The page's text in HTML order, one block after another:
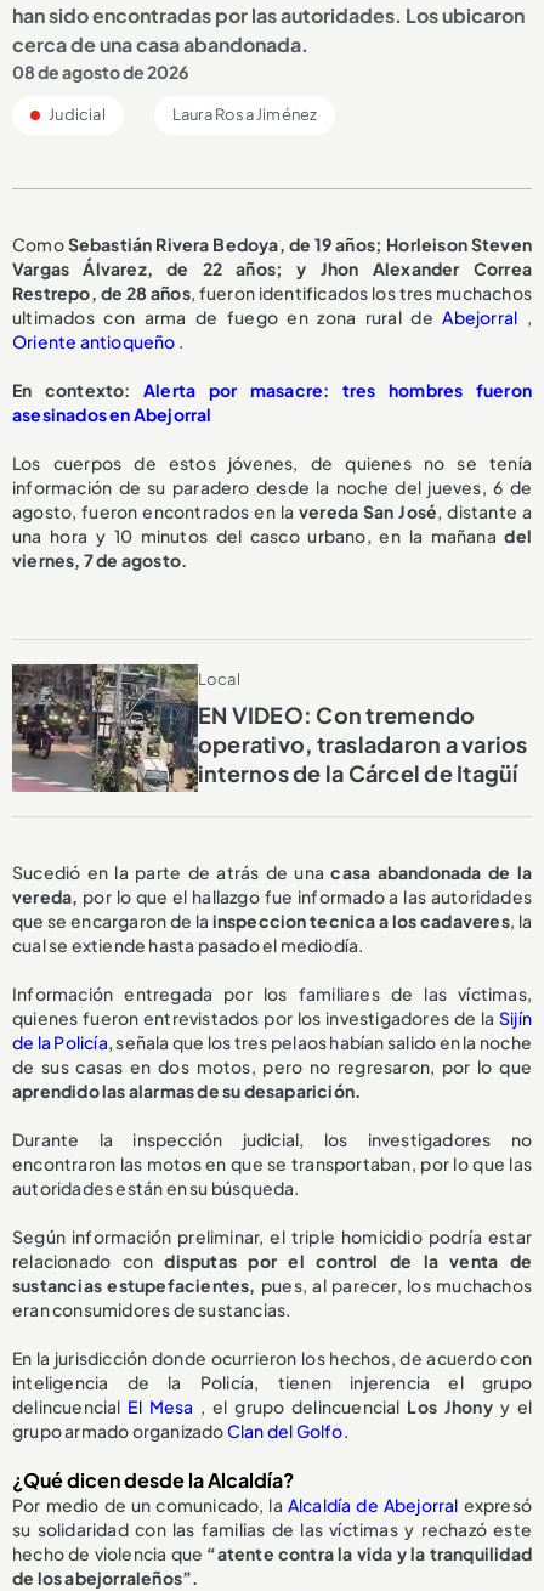
han sido encontradas por las autoridades. Los ubicaron
cerca de una casa abandonada.
08 de agosto de 2026
Judicial Laura Rosa Jiménez
ComoSebastián Rivera Bedoya, de 19 años; Horleison Steven
Vargas Álvarez, de 22 años; y Jhon Alexander Correa
Restrepo, de 28 años, fueron identificados los tres muchachos
ultimados con arma de fuego en zona rural deAbejorral ,
Oriente antioqueño .
En contexto:Alerta por masacre: tres hombres fueron
asesinados en Abejorral
Los cuerpos de estos jóvenes, de quienes no se tenía
información de su paradero desde la noche del jueves, 6 de
agosto, fueron encontrados en la vereda San José, distante a
una hora y 10 minutos del casco urbano, en la mañana del
viernes, 7 de agosto.
Local
EN VIDEO: Con tremendo
operativo, trasladaron a varios
internos de la Cárcel de Itagüí
Sucedió en la parte de atrás de unacasa abandonada de la
vereda, por lo que el hallazgo fue informado a las autoridades
que se encargaron de la inspeccion tecnica a los cadaveres, la
cual se extiende hasta pasado el mediodía.
Información entregada por los familiares de las víctimas,
quienes fueron entrevistados por los investigadores de la Sijín
de la Policía,señala que los tres pelaos habían salido en la noche
de sus casas en dos motos, pero no regresaron, por lo que
aprendido las alarmas de su desaparición.
Durante la inspección judicial, los investigadores no
encontraron las motos en que se transportaban, por lo que las
autoridades están en su búsqueda.
Según información preliminar, el triple homicidio podría estar
relacionado condisputas por el control de la venta de
sustancias estupefacientes, pues, al parecer, los muchachos
eran consumidores de sustancias.
En la jurisdicción donde ocurrieron los hechos, de acuerdo con
inteligencia de la Policía, tienen injerencia el grupo
delincuencial El Mesa , el grupo delincuencial Los Jhonyy el
grupo armado organizadoClan del Golfo.
¿Qué dicen desde la Alcaldía?
Por medio de un comunicado, la Alcaldía de Abejorral expresó
su solidaridad con las familias de las víctimas y rechazó este
hecho de violencia que “atente contra la vida y la tranquilidad
de los abejorraleños”.